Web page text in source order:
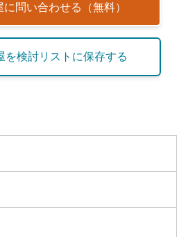
に問い合わせる（無料）
を検討リストに保存する